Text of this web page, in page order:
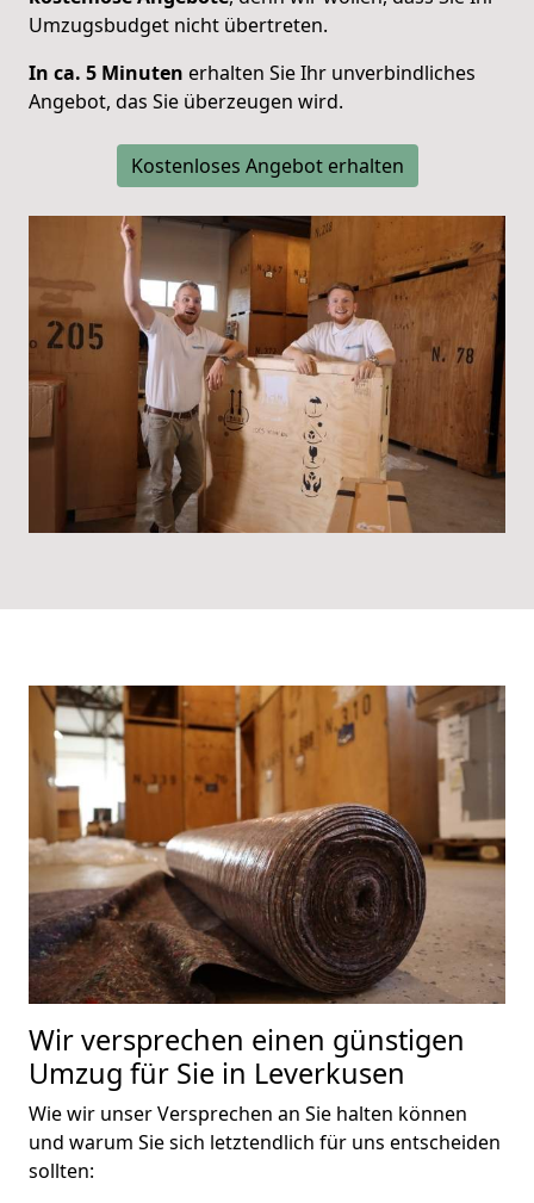
Umzugsbudget nicht übertreten.
In ca. 5 Minuten erhalten Sie Ihr unverbindliches
Angebot, das Sie überzeugen wird.
Kostenloses Angebot erhalten
Wir versprechen einen günstigen
Umzug für Sie in Leverkusen
Wie wir unser Versprechen an Sie halten können
und warum Sie sich letztendlich für uns entscheiden
sollten: